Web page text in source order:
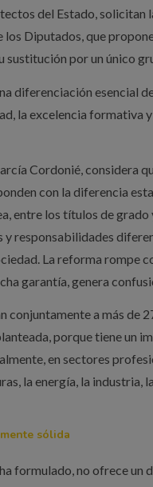
del Estado, solicitan
Diputados, que
sustitución por un único
diferenciación esencial
la excelencia formativa
Cordonié, considera
con la diferencia
entre los títulos de
responsabilidades
La reforma rompe
garantía, genera
conjuntamente a más de
porque tiene un
en sectores
la energía, la industria,
sólida
formulado, no ofrece